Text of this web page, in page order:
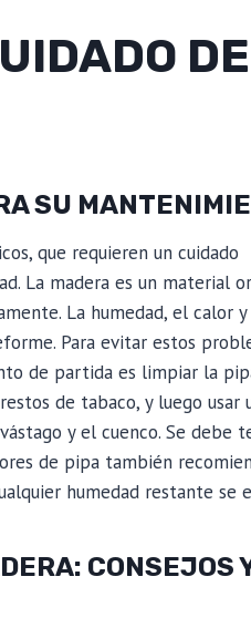
DE
SU
que requieren un cuidado
La madera es un material
La humedad, el calor y
Para evitar estos
de partida es limpiar la
de tabaco, y luego usar
y el cuenco. Se debe
de pipa también
humedad restante se
CONSEJOS